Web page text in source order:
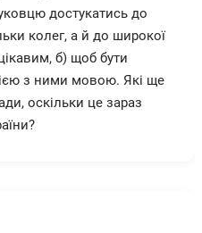
достукатись до
колег, а й до широкої
б) щоб бути
з ними мовою. Які ще
оскільки це зараз